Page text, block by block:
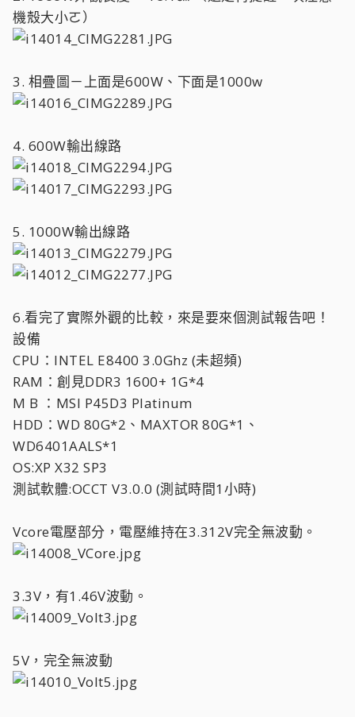
機殼大小ㄛ）
3. 相疊圖－上面是600W、下面是1000w
4. 600W輸出線路
5. 1000W輸出線路
6.看完了實際外觀的比較，來是要來個測試報告吧！
設備
CPU：INTEL E8400 3.0Ghz (未超頻)
RAM：創見DDR3 1600+ 1G*4
M B ：MSI P45D3 Platinum
HDD：WD 80G*2、MAXTOR 80G*1、
WD6401AALS*1
OS:XP X32 SP3
測試軟體:OCCT V3.0.0 (測試時間1小時)
Vcore電壓部分，電壓維持在3.312V完全無波動。
3.3V，有1.46V波動。
5V，完全無波動